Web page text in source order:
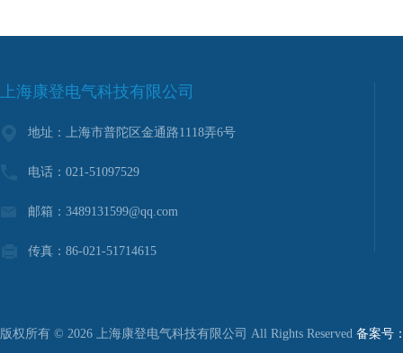
上海康登电气科技有限公司
地址：上海市普陀区金通路1118弄6号
电话：021-51097529
邮箱：3489131599@qq.com
传真：86-021-51714615
版权所有 © 2026 上海康登电气科技有限公司 All Rights Reserved 备案号